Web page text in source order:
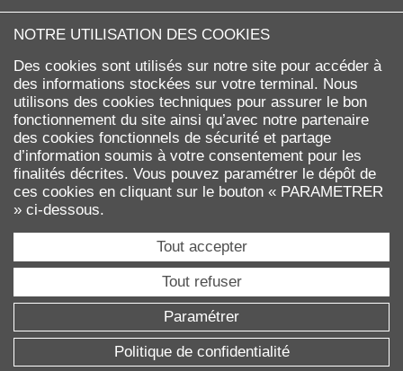
NOTRE UTILISATION DES COOKIES
Des cookies sont utilisés sur notre site pour accéder à
des informations stockées sur votre terminal. Nous
utilisons des cookies techniques pour assurer le bon
fonctionnement du site ainsi qu’avec notre partenaire
des cookies fonctionnels de sécurité et partage
d’information soumis à votre consentement pour les
finalités décrites. Vous pouvez paramétrer le dépôt de
ces cookies en cliquant sur le bouton « PARAMETRER
» ci-dessous.
Tout accepter
Tout refuser
Paramétrer
Politique de confidentialité
Université Paris Dauphine - PSL
75775 PARIS Cedex 16
Mentions légales
Politique de confidentialité
Accessibilité
Plan du site
Eco-conception
Gestion des cookies
©2026 Université Paris Dauphine - PSL